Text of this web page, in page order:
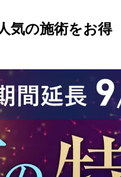
気の施術をお得